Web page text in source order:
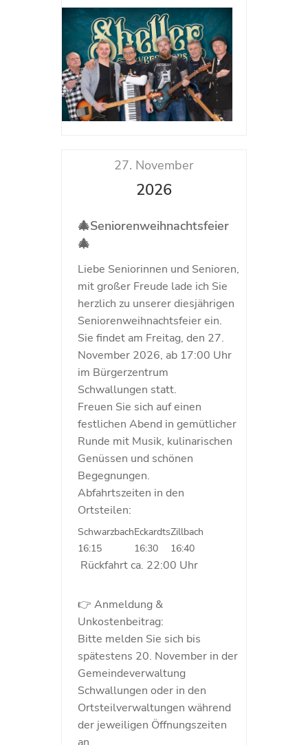
27. November
2026
🎄Seniorenweihnachtsfeier
🎄
Liebe Seniorinnen und Senioren,
mit großer Freude lade ich Sie
herzlich zu unserer diesjährigen
Seniorenweihnachtsfeier ein.
Sie findet am Freitag, den 27.
November 2026, ab 17:00 Uhr
im Bürgerzentrum
Schwallungen statt.
Freuen Sie sich auf einen
festlichen Abend in gemütlicher
Runde mit Musik, kulinarischen
Genüssen und schönen
Begegnungen.
Abfahrtszeiten in den
Ortsteilen:
SchwarzbachEckardtsZillbach
16:15
16:30 16:40
Rückfahrt ca. 22:00 Uhr
👉 Anmeldung &
Unkostenbeitrag:
Bitte melden Sie sich bis
spätestens 20. November in der
Gemeindeverwaltung
Schwallungen oder in den
Ortsteilverwaltungen während
der jeweiligen Öffnungszeiten